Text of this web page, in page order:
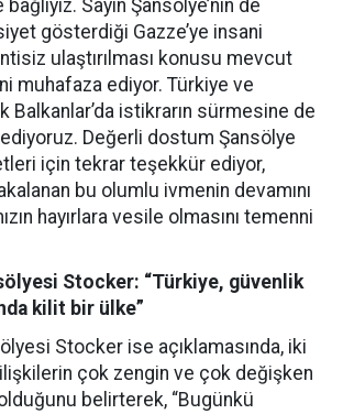
Sayın Şansölye’nin de
gösterdiği Gazze’ye insani
ulaştırılması konusu mevcut
muhafaza ediyor. Türkiye ve
Balkanlar’da istikrarın sürmesine de
Değerli dostum Şansölye
için tekrar teşekkür ediyor,
bu olumlu ivmenin devamını
hayırlara vesile olmasını temenni
Stocker: “Türkiye, güvenlik
kilit bir ülke”
Stocker ise açıklamasında, iki
çok zengin ve çok değişken
belirterek, “Bugünkü